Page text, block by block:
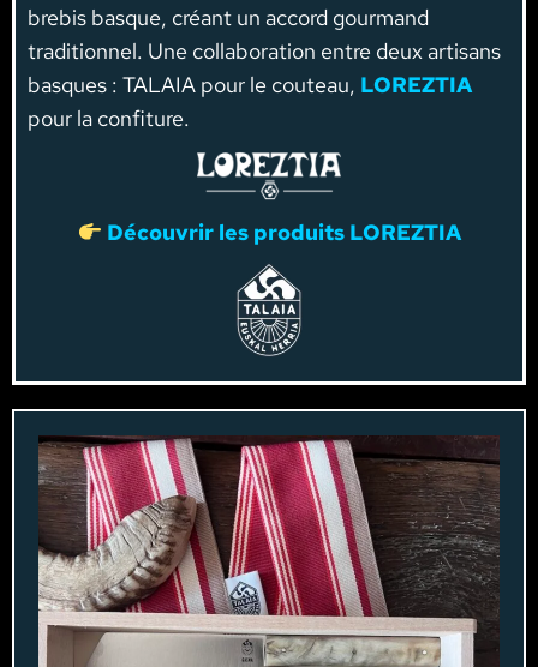
brebis basque, créant un accord gourmand
traditionnel. Une collaboration entre deux artisans
basques : TALAIA pour le couteau, LOREZTIA
pour la confiture.
Découvrirles produits LOREZTIA